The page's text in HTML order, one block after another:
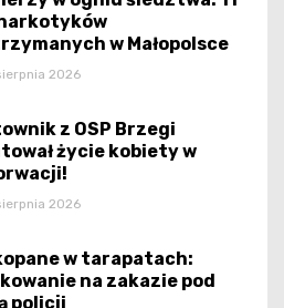
w Małopolsce
2026
z OSP Brzegi
życie kobiety w
2026
w tarapatach:
na zakazie pod
policji